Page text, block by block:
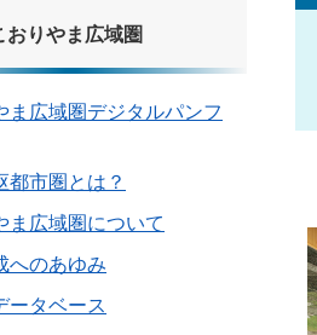
本
おりやま広域圏
ま広域圏デジタルパンフ
都市圏とは？
ま広域圏について
へのあゆみ
ータベース